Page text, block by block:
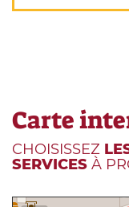
Carte
CHOISISSEZ
SERVICES À